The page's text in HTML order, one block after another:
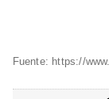
Fuente: https://